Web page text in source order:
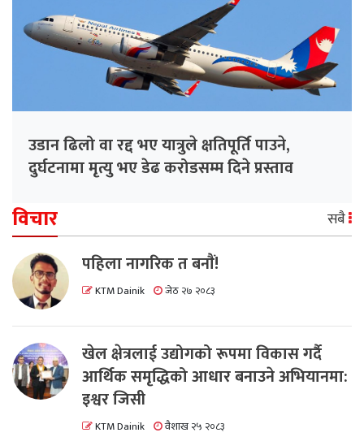
उडान ढिलो वा रद्द भए यात्रुले क्षतिपूर्ति पाउने,
दुर्घटनामा मृत्यु भए डेढ करोडसम्म दिने प्रस्ताव
विचार सबै
पहिला नागरिक त बनाैं!
KTM Dainik जेठ २७ २०८३
खेल क्षेत्रलाई उद्योगको रूपमा विकास गर्दै
आर्थिक समृद्धिको आधार बनाउने अभियानमा:
इश्वर जिसी
KTM Dainik वैशाख २५ २०८३